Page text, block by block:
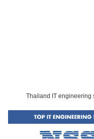
Thailand IT engineering